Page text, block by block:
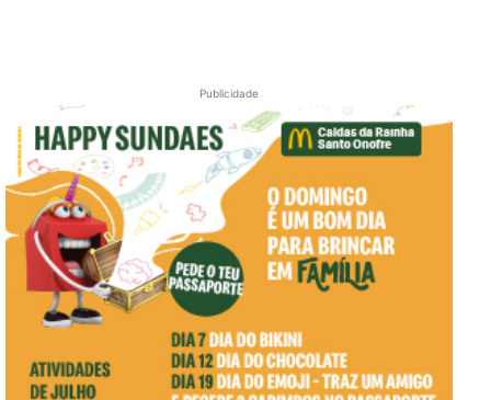
Publicidade